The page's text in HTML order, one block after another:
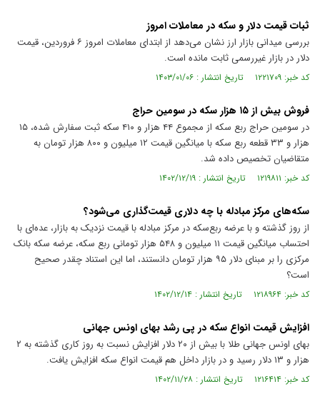
ثبات قیمت دلار و سکه در معاملات امروز
بررسی میدانی بازار ارز نشان می‌دهد از ابتدای معاملات امروز ۶ فروردین، قیمت
دلار در بازار غیررسمی ثابت مانده است.
کد خبر: ۱۲۲۱۷۰۹ تاریخ انتشار : ۱۴۰۳/۰۱/۰۶
فروش بیش از ۱۵ هزار سکه در سومین حراج
در سومین حراج ربع سکه از مجموع ۴۴ هزار و ۴۱۰ سکه ثبت سفارش شده، ۱۵
هزار و ۳۳ قطعه ربع سکه با میانگین قیمت ۱۲ میلیون و ۸۰۰ هزار تومان به
متقاضیان تخصیص داده شد.
کد خبر: ۱۲۱۹۸۱۱ تاریخ انتشار : ۱۴۰۲/۱۲/۱۹
سکه‌های مرکز مبادله با چه دلاری قیمت‌گذاری می‌شود؟
از روز گذشته و با عرضه ربع‌سکه در مرکز مبادله با قیمت نزدیک به بازار، عده‌ای با
احتساب میانگین قیمت ۱۱ میلیون و ۵۴۸ هزار تومانی ربع سکه، عرضه سکه بانک
مرکزی را بر مبنای دلار ۹۵ هزار تومان دانستند، اما این استناد چقدر صحیح
است؟
کد خبر: ۱۲۱۸۹۶۴ تاریخ انتشار : ۱۴۰۲/۱۲/۱۴
افزایش قیمت انواع سکه در پی رشد بهای اونس جهانی
بهای اونس جهانی طلا با بیش از ۲۰ دلار افزایش نسبت به روز کاری گذشته به ۲
هزار و ۱۳ دلار رسید و در بازار داخل هم قیمت انواع سکه افزایش یافت.
کد خبر: ۱۲۱۶۴۱۴ تاریخ انتشار : ۱۴۰۲/۱۱/۲۸